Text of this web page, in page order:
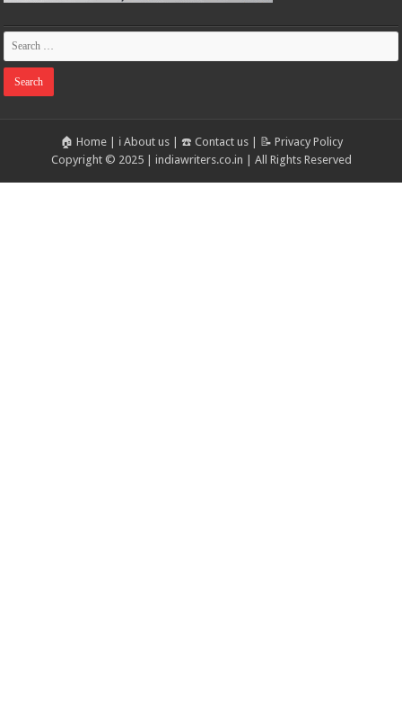
🏠 Home| ℹ️ About us| ☎️ Contact us| 📝 Privacy Policy
Copyright © 2025 | indiawriters.co.in | All Rights Reserved